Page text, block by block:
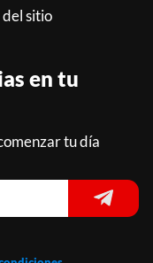
sitio
en tu
tu día